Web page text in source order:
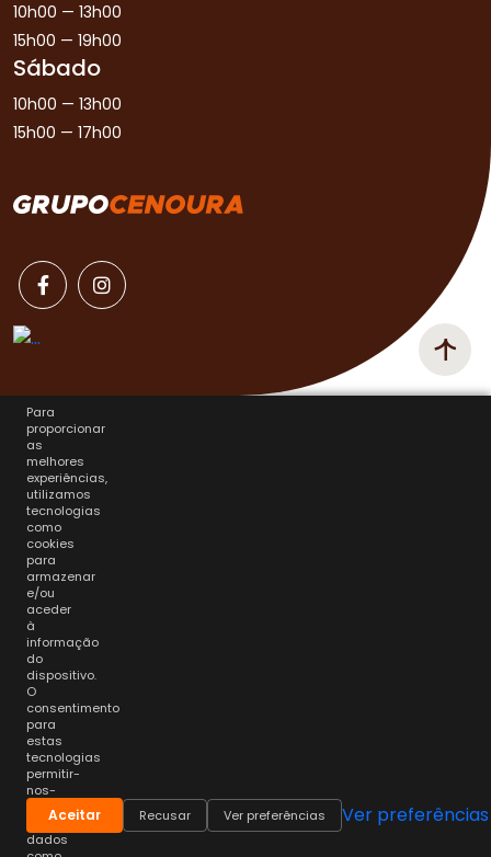
10h00 — 13h00
15h00 — 19h00
Sábado
10h00 — 13h00
15h00 — 17h00
Para
proporcionar
as
melhores
experiências,
utilizamos
tecnologias
como
cookies
para
armazenar
e/ou
aceder
à
informação
do
dispositivo.
O
consentimento
para
estas
tecnologias
permitir-
nos-
á
processar
dados
Aceitar Recusar Ver preferências Ver preferências